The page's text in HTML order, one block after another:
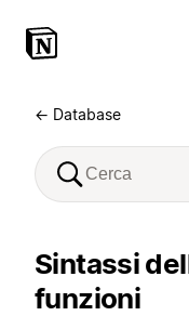
← Database
Sintassi
funzioni